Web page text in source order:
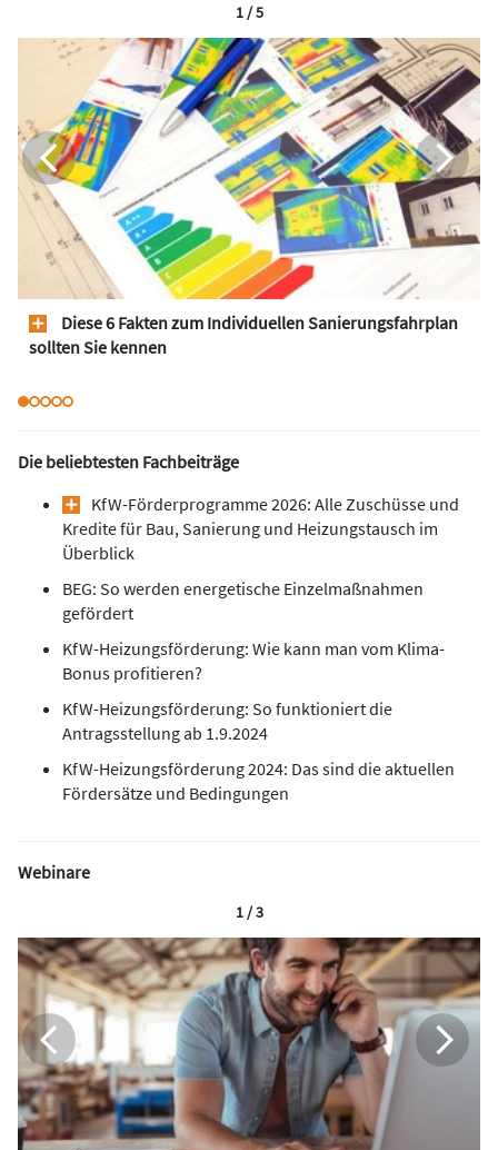
Diese 6 Fakten zum Individuellen Sanierungsfahrplan
sollten Sie kennen
1 / 5
Die beliebtesten Fachbeiträge
KfW-Förderprogramme 2026: Alle Zuschüsse und
Kredite für Bau, Sanierung und Heizungstausch im
Überblick
BEG: So werden energetische Einzelmaßnahmen
gefördert
KfW-Heizungsförderung: Wie kann man vom Klima-
Bonus profitieren?
KfW-Heizungsförderung: So funktioniert die
Antragsstellung ab 1.9.2024
KfW-Heizungsförderung 2024: Das sind die aktuellen
Fördersätze und Bedingungen
Webinare
1 / 3